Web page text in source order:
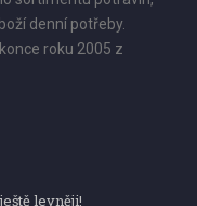
denní potřeby.
roku 2005 z
levněji!